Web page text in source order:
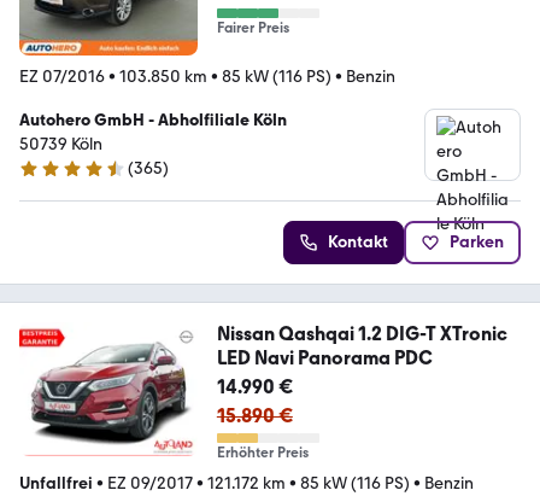
Fairer Preis
EZ 07/2016• 103.850 km • 85 kW (116 PS) • Benzin
Autohero GmbH - Abholfiliale Köln
50739 Köln
4.6 Sterne
(365)
Kontakt Parken
Nissan Qashqai 1.2 DIG-T XTronic
LED Navi Panorama PDC
14.990 €
15.890 €
Erhöhter Preis
Unfallfrei • EZ 09/2017• 121.172 km • 85 kW (116 PS) • Benzin